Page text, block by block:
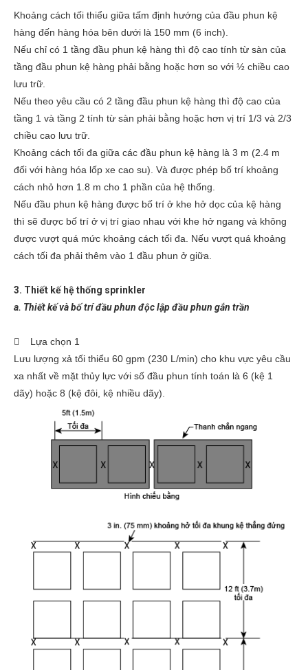
Khoảng cách tối thiểu giữa tấm định hướng của đầu phun kệ
hàng đến hàng hóa bên dưới là 150 mm (6 inch).
Nếu chỉ có 1 tầng đầu phun kệ hàng thì độ cao tính từ sàn của
tầng đầu phun kệ hàng phải bằng hoặc hơn so với ½ chiều cao
lưu trữ.
Nếu theo yêu cầu có 2 tầng đầu phun kệ hàng thì độ cao của
tầng 1 và tầng 2 tính từ sàn phải bằng hoặc hơn vị trí 1/3 và 2/3
chiều cao lưu trữ.
Khoảng cách tối đa giữa các đầu phun kệ hàng là 3 m (2.4 m
đối với hàng hóa lốp xe cao su). Và được phép bố trí khoảng
cách nhỏ hơn 1.8 m cho 1 phần của hệ thống.
Nếu đầu phun kệ hàng được bố trí ở khe hở dọc của kệ hàng
thì sẽ được bố trí ở vị trí giao nhau với khe hở ngang và không
được vượt quá mức khoảng cách tối đa. Nếu vượt quá khoảng
cách tối đa phải thêm vào 1 đầu phun ở giữa.
3. Thiết kế hệ thống sprinkler
a. Thiết kế và bố trí đầu phun độc lập đầu phun gắn trần
 Lựa chọn 1
Lưu lượng xả tối thiểu 60 gpm (230 L/min) cho khu vực yêu cầu
xa nhất về mặt thủy lực với số đầu phun tính toán là 6 (kệ 1
dãy) hoặc 8 (kệ đôi, kệ nhiều dãy).